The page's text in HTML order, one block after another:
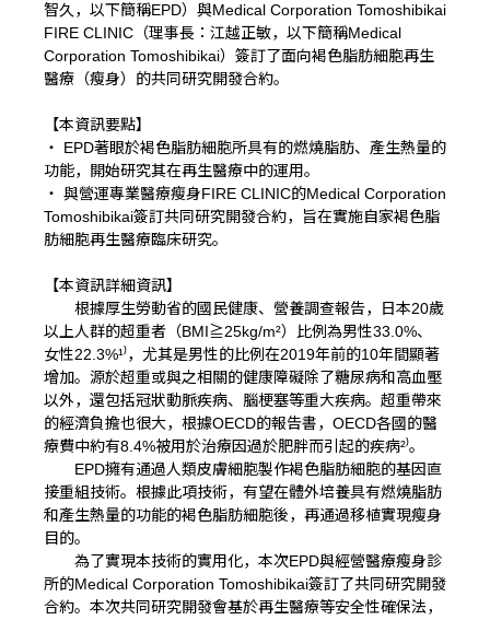
智久，以下簡稱EPD）與Medical Corporation Tomoshibikai
FIRE CLINIC（理事長：江越正敏，以下簡稱Medical
Corporation Tomoshibikai）簽訂了面向褐色脂肪細胞再生
醫療（瘦身）的共同研究開發合約。
【本資訊要點】
・ EPD著眼於褐色脂肪細胞所具有的燃燒脂肪、產生熱量的
功能，開始研究其在再生醫療中的運用。
・ 與營運專業醫療瘦身FIRE CLINIC的Medical Corporation
Tomoshibikai簽訂共同研究開發合約，旨在實施自家褐色脂
肪細胞再生醫療臨床研究。
【本資訊詳細資訊】
根據厚生勞動省的國民健康、營養調查報告，日本20歲
以上人群的超重者（BMI≧25kg/m²）比例為男性33.0%、
女性22.3%¹⁾，尤其是男性的比例在2019年前的10年間顯著
增加。源於超重或與之相關的健康障礙除了糖尿病和高血壓
以外，還包括冠狀動脈疾病、腦梗塞等重大疾病。超重帶來
的經濟負擔也很大，根據OECD的報告書，OECD各國的醫
療費中約有8.4%被用於治療因過於肥胖而引起的疾病²⁾。
EPD擁有通過人類皮膚細胞製作褐色脂肪細胞的基因直
接重組技術。根據此項技術，有望在體外培養具有燃燒脂肪
和產生熱量的功能的褐色脂肪細胞後，再通過移植實現瘦身
目的。
為了實現本技術的實用化，本次EPD與經營醫療瘦身診
所的Medical Corporation Tomoshibikai簽訂了共同研究開發
合約。本次共同研究開發會基於再生醫療等安全性確保法，